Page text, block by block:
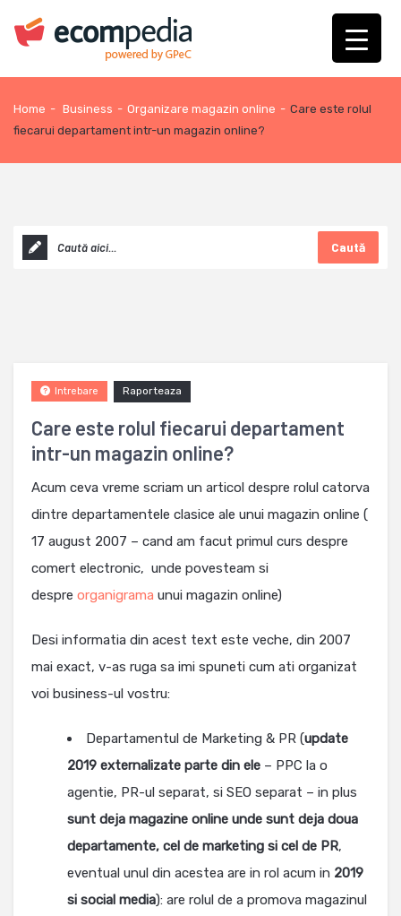
Home - Business - Organizare magazin online - Care este rolul
fiecarui departament intr-un magazin online?
Caută
Care este rolul fiecarui departament
intr-un magazin online?
Raporteaza
Intrebare
Acum ceva vreme scriam un articol despre rolul catorva
dintre departamentele clasice ale unui magazin online (
17 august 2007 – cand am facut primul curs despre
comert electronic, unde povesteam si
despre organigrama unui magazin online)
Desi informatia din acest text este veche, din 2007
mai exact, v-as ruga sa imi spuneti cum ati organizat
voi business-ul vostru:
Departamentul de Marketing & PR (update
2019 externalizate parte din ele – PPC la o
agentie, PR-ul separat, si SEO separat – in plus
sunt deja magazine online unde sunt deja doua
departamente, cel de marketing si cel de PR,
eventual unul din acestea are in rol acum in 2019
si social media): are rolul de a promova magazinul